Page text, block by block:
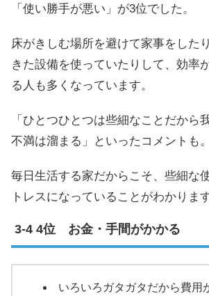
「使い勝手が悪い」が3位でした。
床がきしむ場所を避けて家事をした
きた設備を使っていたりして、効率
る人も多くなっています。
「ひとつひとつは些細なことだから
不満は溜まる」といったコメントも。
毎日生活する家だからこそ、些細な
トレスになっていることがわかります
4位 お金・手間がかかる
いろいろガタガタだから費用